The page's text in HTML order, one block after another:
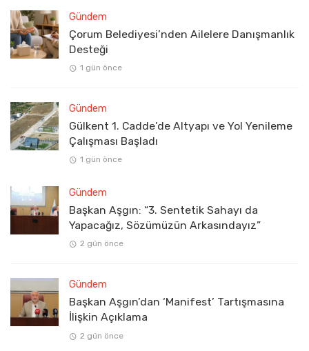
Gündem
Çorum Belediyesi’nden Ailelere Danışmanlık
Desteği
1 gün önce
Gündem
Gülkent 1. Cadde’de Altyapı ve Yol Yenileme
Çalışması Başladı
1 gün önce
Gündem
Başkan Aşgın: “3. Sentetik Sahayı da
Yapacağız, Sözümüzün Arkasındayız”
2 gün önce
Gündem
Başkan Aşgın’dan ‘Manifest’ Tartışmasına
İlişkin Açıklama
2 gün önce